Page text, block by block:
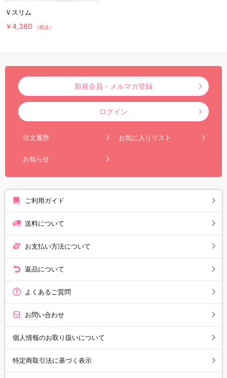
Ｖスリム
￥4,380 （税込）
新規会員・メルマガ登録
ログイン
注文履歴 お気に入りリスト
お知らせ
ご利用ガイド
送料について
お支払い方法について
返品について
よくあるご質問
お問い合わせ
個人情報のお取り扱いについて
特定商取引法に基づく表示